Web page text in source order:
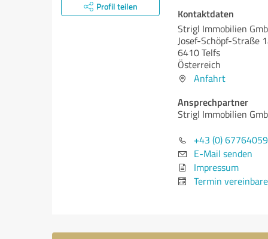
Profil teilen
Kontaktdaten
Strigl Immobilien
Josef-Schöpf-Straße
6410 Telfs
Österreich
Anfahrt
Ansprechpartner
Strigl Immobilien
+43 (0)
E-Mail senden
Impressum
Termin